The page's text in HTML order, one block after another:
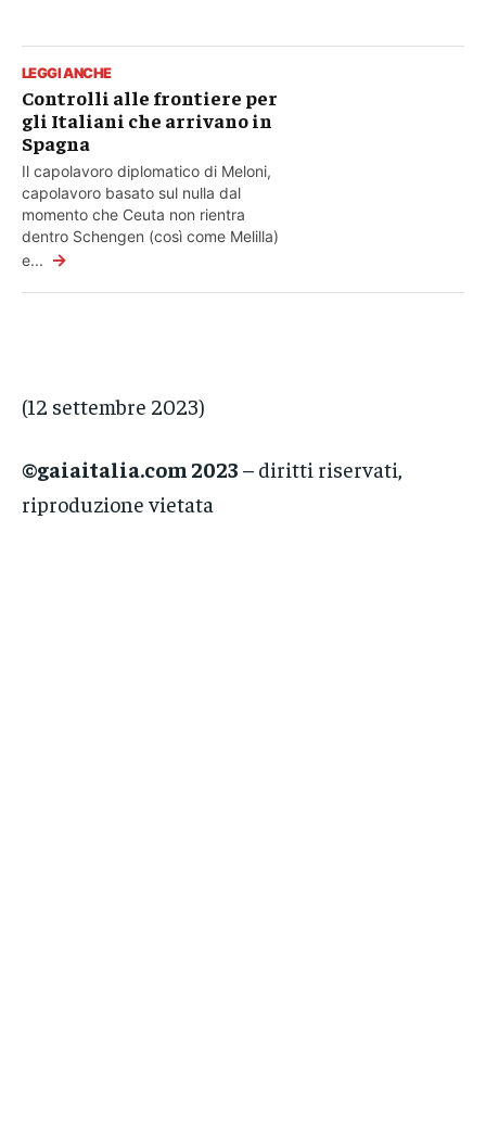
LEGGI ANCHE
Controlli alle frontiere per
gli Italiani che arrivano in
Spagna
Il capolavoro diplomatico di Meloni,
capolavoro basato sul nulla dal
momento che Ceuta non rientra
dentro Schengen (così come Melilla)
e... →
(12 settembre 2023)
©gaiaitalia.com 2023 – diritti riservati,
riproduzione vietata